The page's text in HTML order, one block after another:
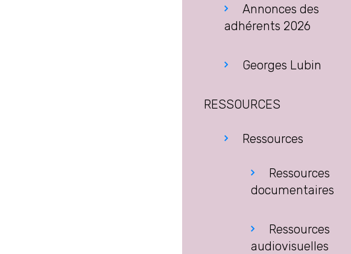
Annonces des
adhérents 2026
Georges Lubin
RESSOURCES
Ressources
Ressources
documentaires
Ressources
audiovisuelles